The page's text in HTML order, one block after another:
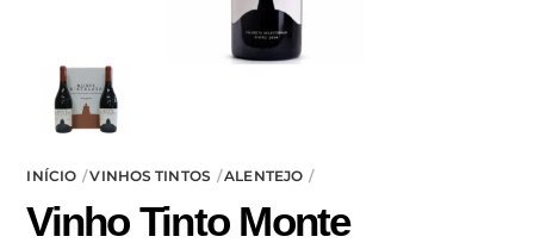
INÍCIO VINHOS TINTOS ALENTEJO
Vinho Tinto Monte